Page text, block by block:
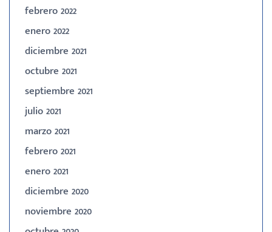
febrero 2022
enero 2022
diciembre 2021
octubre 2021
septiembre 2021
julio 2021
marzo 2021
febrero 2021
enero 2021
diciembre 2020
noviembre 2020